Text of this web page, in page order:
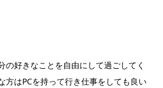
の好きなことを自由にして過ごしてく
方はPCを持って行き仕事をしても良い